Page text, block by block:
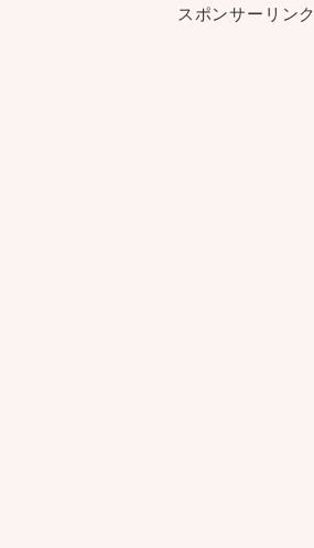
スポンサーリンク